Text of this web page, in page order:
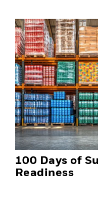
100 Days of
Readiness